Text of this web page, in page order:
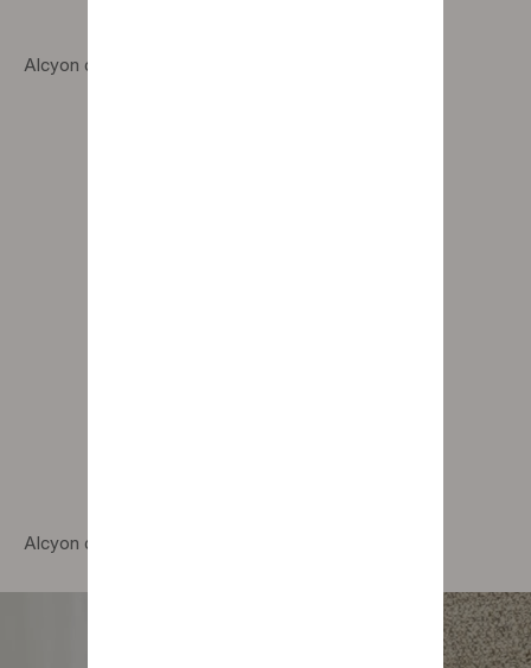
Alcyon chair with smoked wooden legs
Alcyon chair with graphite wood legs